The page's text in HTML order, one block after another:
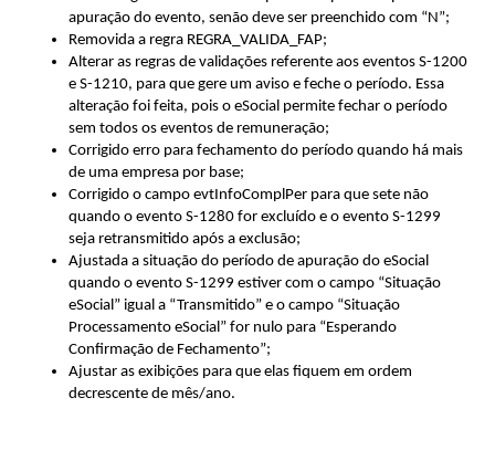
apuração do evento, senão deve ser preenchido com “N”;
Removida a regra REGRA_VALIDA_FAP;
Alterar as regras de validações referente aos eventos S-1200
e S-1210, para que gere um aviso e feche o período. Essa
alteração foi feita, pois o eSocial permite fechar o período
sem todos os eventos de remuneração;
Corrigido erro para fechamento do período quando há mais
de uma empresa por base;
Corrigido o campo evtInfoComplPer para que sete não
quando o evento S-1280 for excluído e o evento S-1299
seja retransmitido após a exclusão;
Ajustada a situação do período de apuração do eSocial
eSocial ” igual a “Transmitido” e o campo “Situação
Processamento eSocial ” for nulo para “Esperando
Confirmação de Fechamento”;
Ajustar as exibições para que elas fiquem em ordem
decrescente de mês/ano.